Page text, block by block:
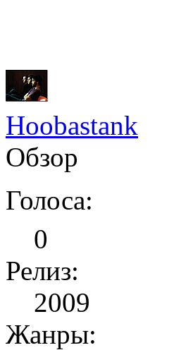
Hoobastank
Обзор
Голоса:
0
Релиз:
2009
Жанры: